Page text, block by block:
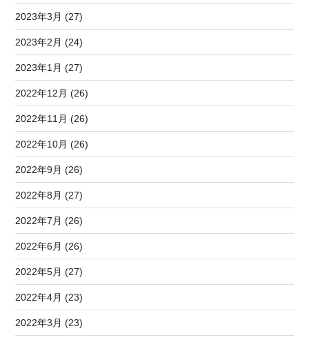
2023年3月 (27)
2023年2月 (24)
2023年1月 (27)
2022年12月 (26)
2022年11月 (26)
2022年10月 (26)
2022年9月 (26)
2022年8月 (27)
2022年7月 (26)
2022年6月 (26)
2022年5月 (27)
2022年4月 (23)
2022年3月 (23)